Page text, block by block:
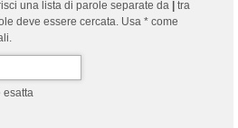
una lista di parole separate da
tra
deve essere cercata. Usa * come
esatta